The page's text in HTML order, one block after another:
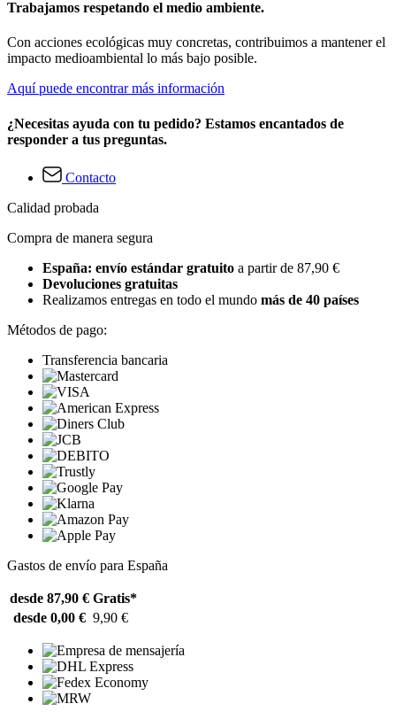
Trabajamos respetando el medio ambiente.
Con acciones ecológicas muy concretas, contribuimos a mantener el
impacto medioambiental lo más bajo posible.
Aquí puede encontrar más información
¿Necesitas ayuda con tu pedido? Estamos encantados de
responder a tus preguntas.
Contacto
Calidad probada
Compra de manera segura
España: envío estándar gratuito a partir de 87,90 €
Devoluciones gratuitas
Realizamos entregas en todo el mundo más de 40 países
Métodos de pago:
Transferencia bancaria
Gastos de envío para España
desde 87,90 € Gratis*
desde 0,00 € 9,90 €